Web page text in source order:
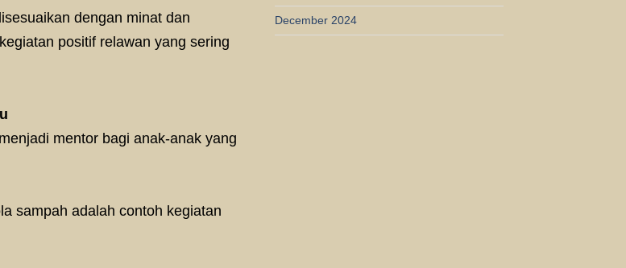
dengan minat dan
positif relawan yang sering
mentor bagi anak-anak yang
sampah adalah contoh kegiatan
December 2024